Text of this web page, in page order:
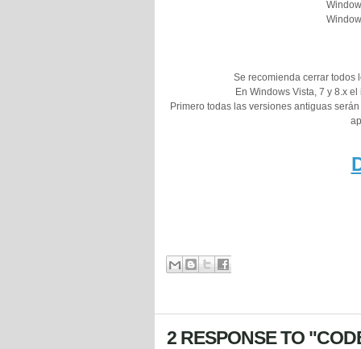
Se recomienda cerrar todos
En Windows Vista, 7 y 8.x
Primero todas las versiones antiguas
2 RESPONSE TO